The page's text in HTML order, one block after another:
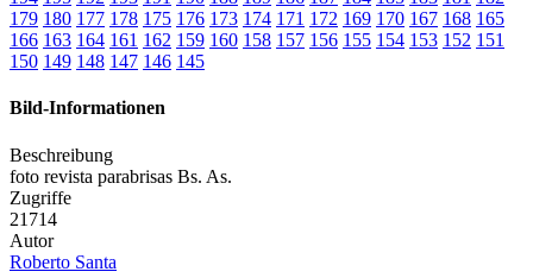
179 180 177 178 175 176 173 174 171 172 169 170 167 168 165
166 163 164 161 162 159 160 158 157 156 155 154 153 152 151
150 149 148 147 146 145
Bild-Informationen
Beschreibung
foto revista parabrisas Bs. As.
Zugriffe
21714
Autor
Roberto Santa